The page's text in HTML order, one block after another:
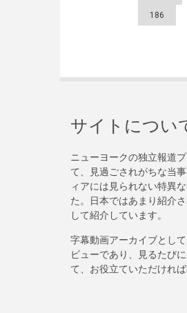
186
サイトについ
ニューヨークの独立報道
て、見過ごされがちな当
ィアには見られない特異
た。日本ではあまり紹介
して紹介しています。
字幕動画アーカイブとし
ビューであり、見るたび
て、お役立ていただければ